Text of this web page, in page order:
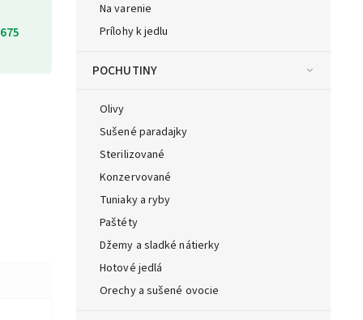
Na varenie
Prílohy k jedlu
POCHUTINY
Olivy
Sušené paradajky
Sterilizované
Konzervované
Tuniaky a ryby
Paštéty
Džemy a sladké nátierky
Hotové jedlá
Orechy a sušené ovocie